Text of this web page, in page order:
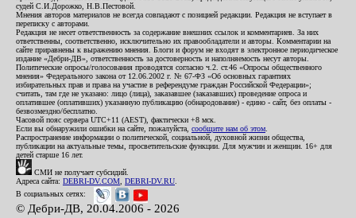
судей С.И.Дорожко, Н.В.Пестовой.
Мнения авторов материалов не всегда совпадают с позицией редакции. Редакция не вступает в
переписку с авторами.
Редакция не несет ответственность за содержание внешних ссылок и комментариев. За них
ответственны, соответственно, исключительно их правообладатели и авторы. Комментарии на
сайте приравнены к выражению мнения. Блоги и форум не входят в электронное периодическое
издание «Дебри-ДВ», ответственность за достоверность и наполняемость несут авторы.
Политические опросы/голосования проводятся согласно ч.2. ст.46 «Опросы общественного
мнения» Федерального закона от 12.06.2002 г. № 67-ФЗ «Об основных гарантиях
избирательных прав и права на участие в референдуме граждан Российской Федерации»;
считать, там где не указано: лицо (лица), заказавшее (заказавших) проведение опроса и
оплатившее (оплативших) указанную публикацию (обнародование) - едино - сайт, без оплаты -
безвозмездно/бесплатно.
Часовой пояс сервера UTC+11 (AEST), фактически +8 мск.
Если вы обнаружили ошибки на сайте, пожалуйста, сообщите нам об этом
Распространение информации о политической, социальной, духовной жизни общества,
публикации на актуальные темы, просветительские функции. Для мужчин и женщин. 16+ для
детей старше 16 лет.
СМИ не получает субсидий.
Адреса сайта: DEBRI-DV.COM DEBRI-DV.RU
В социальных сетях:
© Дебри-ДВ, 20.04.2006 - 2026